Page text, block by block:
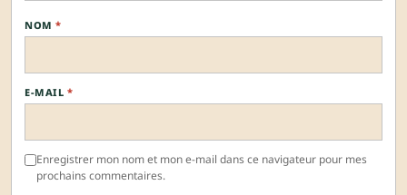
NOM *
E-MAIL *
Enregistrer mon nom et mon e-mail dans ce navigateur pour mes
prochains commentaires.